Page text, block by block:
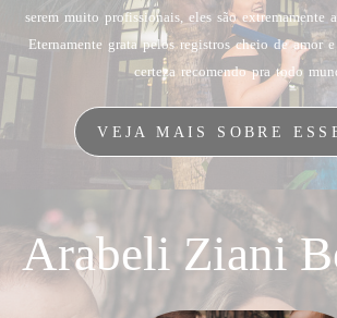
serem muito profissionais, eles são extremamente
Eternamente grata pelos registros cheio de amor
certeza recomendo pra todo
VEJA MAIS SOBRE
Arabeli Ziani